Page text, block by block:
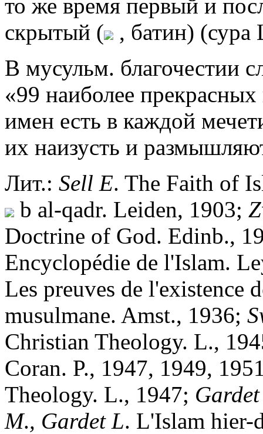
то же время первый и
скрытый (
, батин)
В мусульм. благочестии
«99 наиболее
имен есть в каждой
их наизусть и
Лит.: Sell E. The Faith of
b al-qadr. Leiden, 1903;
Doctrine of God. Edinb.,
Encyclopédie de l'Islam.
Les preuves de l'existence
musulmane. Amst., 1936;
Christian Theology. L.,
Coran. P., 1947, 1949,
Theology. L., 1947; Gardet
M., Gardet L. L'Islam hier-